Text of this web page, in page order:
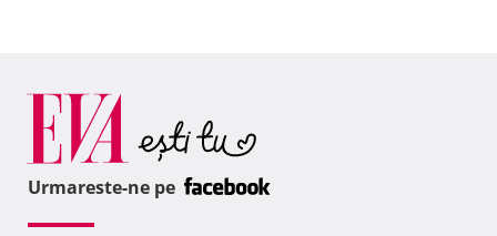
Urmareste-ne pe